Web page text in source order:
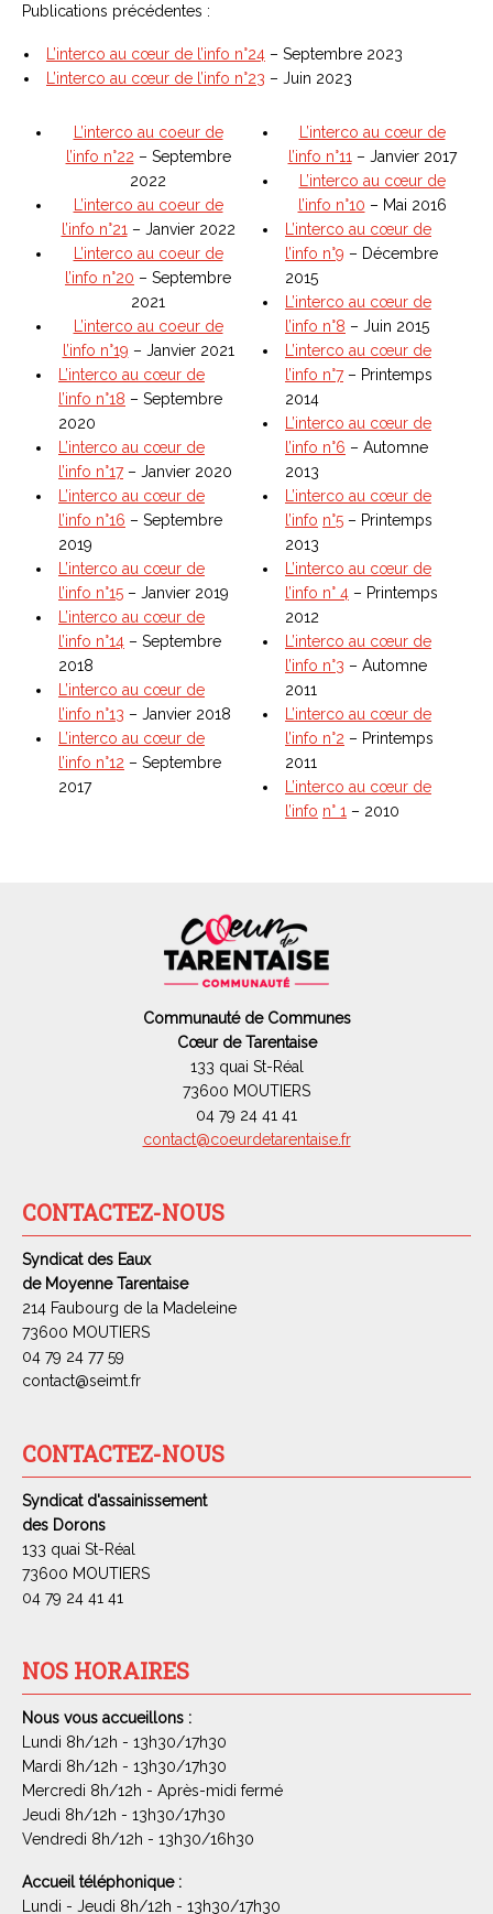
Publications précédentes :
L’interco au cœur de l’info n°24 – Septembre 2023
L’interco au cœur de l’info n°23 – Juin 2023
L’interco au coeur de
l’info n°22 – Septembre
2022
L’interco au coeur de
l’info n°21 – Janvier 2022
L’interco au coeur de
l’info n°20 – Septembre
2021
L’interco au coeur de
l’info n°19 – Janvier 2021
L’interco au cœur de
l’info n°18 – Septembre
2020
L’interco au cœur de
l’info n°17– Janvier 2020
L’interco au cœur de
l’info n°16 – Septembre
2019
L’interco au cœur de
l’info n°15 – Janvier 2019
L’interco au cœur de
l’info n°14 – Septembre
2018
L’interco au cœur de
l’info n°13 – Janvier 2018
L’interco au cœur de
l’info n°12 – Septembre
2017
L’interco au cœur de
l’info n°11 – Janvier 2017
L’interco au cœur de
l’info n°10 – Mai 2016
L’interco au cœur de
l’info n°9 – Décembre
2015
L’interco au cœur de
l’info n°8 – Juin 2015
L’interco au cœur de
l’info n°7– Printemps
2014
L’interco au cœur de
l’info n°6 – Automne
2013
L’interco au cœur de
l’info n°5 – Printemps
2013
L’interco au cœur de
l’info n° 4 – Printemps
2012
L’interco au cœur de
l’info n°3 – Automne
2011
L’interco au cœur de
l’info n°2 – Printemps
2011
L’interco au cœur de
l’info n° 1 – 2010
Communauté de Communes
Cœur de Tarentaise
133 quai St-Réal
73600 MOUTIERS
04 79 24 41 41
contact@coeurdetarentaise.fr
CONTACTEZ-NOUS
Syndicat des Eaux
de Moyenne Tarentaise
214 Faubourg de la Madeleine
73600 MOUTIERS
04 79 24 77 59
contact@seimt.fr
CONTACTEZ-NOUS
Syndicat d'assainissement
des Dorons
133 quai St-Réal
73600 MOUTIERS
04 79 24 41 41
NOS HORAIRES
Nous vous accueillons :
Lundi 8h/12h - 13h30/17h30
Mardi 8h/12h - 13h30/17h30
Mercredi 8h/12h - Après-midi fermé
Jeudi 8h/12h - 13h30/17h30
Vendredi 8h/12h - 13h30/16h30
Accueil téléphonique :
Lundi - Jeudi 8h/12h - 13h30/17h30